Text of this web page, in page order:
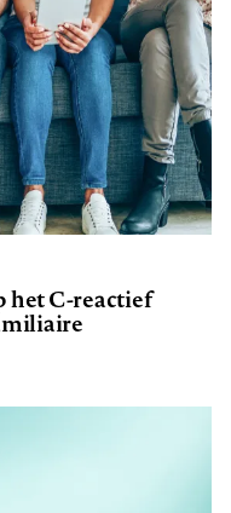
het C-reactief